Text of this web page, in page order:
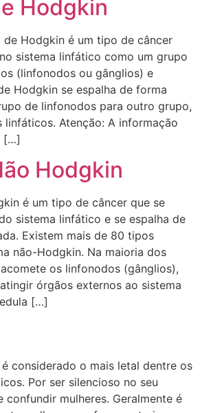
Hodgkin
de Hodgkin é um tipo de câncer
sistema linfático como um grupo
(linfonodos ou gânglios) e
Hodgkin se espalha de forma
de linfonodos para outro grupo,
linfáticos. Atenção: A informação
[…]
Hodgkin
é um tipo de câncer que se
sistema linfático e se espalha de
Existem mais de 80 tipos
não-Hodgkin. Na maioria dos
os linfonodos (gânglios),
órgãos externos ao sistema
[…]
considerado o mais letal dentre os
Por ser silencioso no seu
confundir mulheres. Geralmente é